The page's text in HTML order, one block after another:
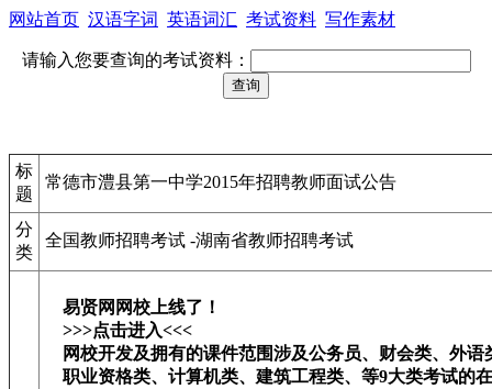
网站首页 汉语字词 英语词汇 考试资料 写作素材
请输入您要查询的考试资料：
标
题
常德市澧县第一中学2015年招聘教师面试公告
分
类
全国教师招聘考试 -湖南省教师招聘考试
易贤网网校上线了！
>>>点击进入<<<
网校开发及拥有的课件范围涉及公务员、财会类、外
职业资格类、计算机类、建筑工程类、等9大类考试的